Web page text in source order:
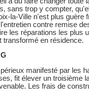
sans trop y compter,
la-Ville n'est plus
contre remise
les réparations les plus
transformé en résidence.
manifesté par les
fit élever un troisième
Les frais de